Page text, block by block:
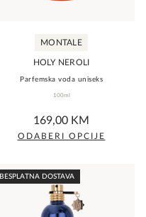
on
the
product
page
MONTALE
HOLY NEROLI
Parfemska voda uniseks
100ml
0,0
rating
169,00 KM
ODABERI OPCIJE
product
has
multiple
BESPLATNA DOSTAVA